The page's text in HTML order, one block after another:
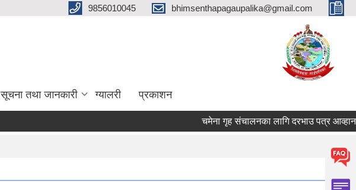
9856010045 bhimsenthapagaupalika@gmail.com
सूचना तथा जानकारी ग्यालरी प्रकाशन
चमेना गृह संचालनका लागि दरभाउ पत्र आव्हान